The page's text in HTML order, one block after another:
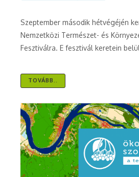
Szeptember második hétvégéjén
Nemzetközi Természet- és
Fesztiválra. E fesztivál keretein
TOVÁBB..